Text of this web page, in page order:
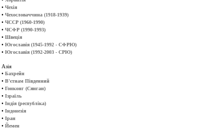
• Чехія
• Чехословаччина (1918-1939)
• ЧССР (1960-1990)
• ЧСФР (1990-1993)
• Швеція
• Югославія (1945-1992 - СФРЮ)
• Югославія (1992-2003 - СРЮ)
Азія
• Бахрейн
• В'єтнам Південний
• Гонконг (Сянган)
• Ізраїль
• Індія (республіка)
• Індонезія
• Іран
• Йемен